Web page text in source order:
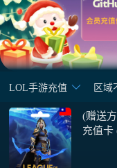
LOL手游充值 区域
(赠送
充值卡